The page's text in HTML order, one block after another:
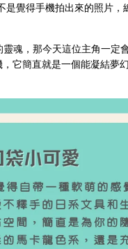
覺得手機拍出來的照片，
魂，那今天這位主角一定
它簡直就是一個能凝結夢